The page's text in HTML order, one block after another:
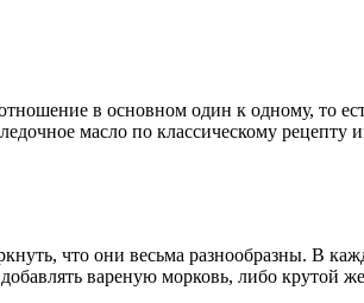
в основном один к одному, то
масло по классическому рецепту
что они весьма разнообразны. В
вареную морковь, либо крутой